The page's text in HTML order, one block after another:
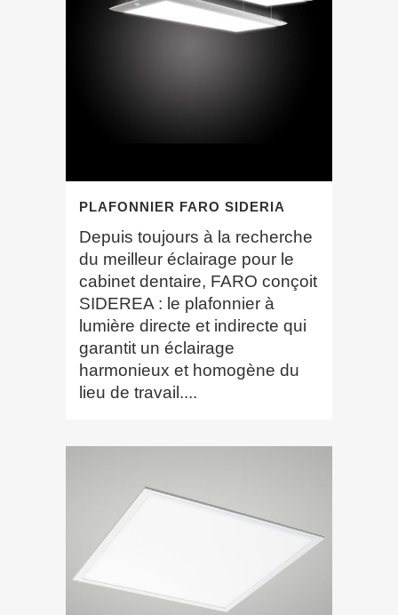
PLAFONNIER FARO SIDERIA
Depuis toujours à la recherche
du meilleur éclairage pour le
cabinet dentaire, FARO conçoit
SIDEREA : le plafonnier à
lumière directe et indirecte qui
garantit un éclairage
harmonieux et homogène du
lieu de travail....